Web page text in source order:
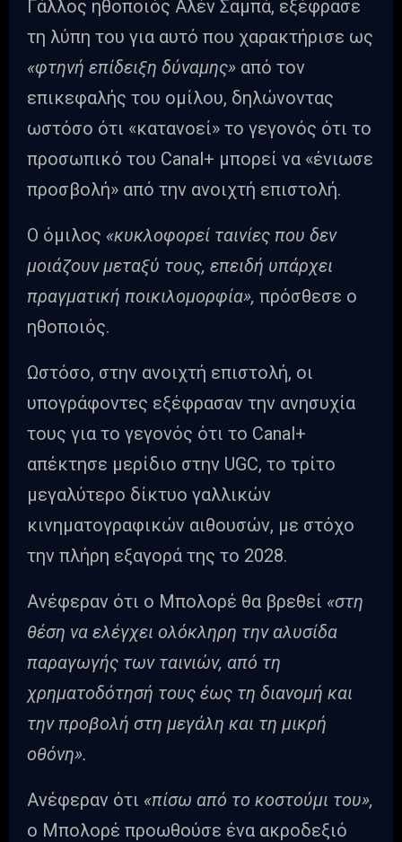
Γάλλος ηθοποιός Αλέν Σαμπά, εξέφρασε
τη λύπη του για αυτό που χαρακτήρισε ως
«φτηνή επίδειξη δύναμης» από τον
επικεφαλής του ομίλου, δηλώνοντας
ωστόσο ότι «κατανοεί» το γεγονός ότι το
προσωπικό του Canal+ μπορεί να «ένιωσε
προσβολή» από την ανοιχτή επιστολή.
Ο όμιλος «κυκλοφορεί ταινίες που δεν
μοιάζουν μεταξύ τους, επειδή υπάρχει
πραγματική ποικιλομορφία», πρόσθεσε ο
ηθοποιός.
Ωστόσο, στην ανοιχτή επιστολή, οι
υπογράφοντες εξέφρασαν την ανησυχία
τους για το γεγονός ότι το Canal+
απέκτησε μερίδιο στην UGC, το τρίτο
μεγαλύτερο δίκτυο γαλλικών
κινηματογραφικών αιθουσών, με στόχο
την πλήρη εξαγορά της το 2028.
Ανέφεραν ότι ο Μπολορέ θα βρεθεί «στη
θέση να ελέγχει ολόκληρη την αλυσίδα
παραγωγής των ταινιών, από τη
χρηματοδότησή τους έως τη διανομή και
την προβολή στη μεγάλη και τη μικρή
οθόνη».
Ανέφεραν ότι «πίσω από το κοστούμι του»,
ο Mπολορέ προωθούσε ένα ακροδεξιό